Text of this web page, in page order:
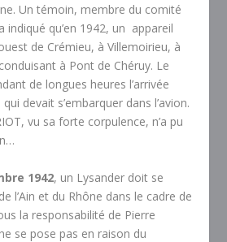
Un témoin, membre du comité
indiqué qu’en 1942, un appareil
de Crémieu, à Villemoirieu, à
à Pont de Chéruy. Le
de longues heures l’arrivée
qui devait s’embarquer dans l’avion.
vu sa forte corpulence, n’a pu
1942, un Lysander doit se
l’Ain et du Rhône dans le cadre de
la responsabilité de Pierre
se pose pas en raison du